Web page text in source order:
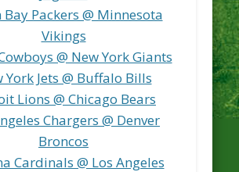
Bay Packers @ Minnesota
Vikings
@ New York Giants
York Jets @ Buffalo Bills
Lions @ Chicago Bears
Chargers @ Denver
Broncos
Cardinals @ Los Angeles